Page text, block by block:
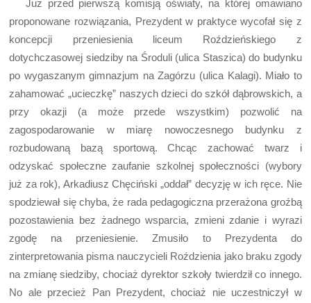
Już przed pierwszą komisją oświaty, na której omawiano
proponowane rozwiązania, Prezydent w praktyce wycofał się z
koncepcji przeniesienia liceum Roździeńskiego z
dotychczasowej siedziby na Środuli (ulica Staszica) do budynku
po wygaszanym gimnazjum na Zagórzu (ulica Kalagi). Miało to
zahamować „ucieczkę” naszych dzieci do szkół dąbrowskich, a
przy okazji (a może przede wszystkim) pozwolić na
zagospodarowanie w miarę nowoczesnego budynku z
rozbudowaną bazą sportową. Chcąc zachować twarz i
odzyskać społeczne zaufanie szkolnej społeczności (wybory
już za rok), Arkadiusz Chęciński „oddał” decyzję w ich ręce. Nie
spodziewał się chyba, że rada pedagogiczna przerażona groźbą
pozostawienia bez żadnego wsparcia, zmieni zdanie i wyrazi
zgodę na przeniesienie. Zmusiło to Prezydenta do
zinterpretowania pisma nauczycieli Roździenia jako braku zgody
na zmianę siedziby, chociaż dyrektor szkoły twierdził co innego.
No ale przecież Pan Prezydent, chociaż nie uczestniczył w